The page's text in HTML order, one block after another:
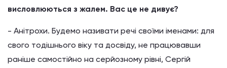
висловлюються з жалем. Вас це не дивує?
- Анітрохи. Будемо називати речі своїми іменами: для
свого тодішнього віку та досвіду, не працювавши
раніше самостійно на серйозному рівні, Сергій